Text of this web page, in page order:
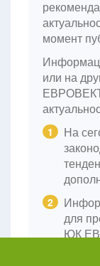
момент
или на
1
На
2
для
ЮК
для